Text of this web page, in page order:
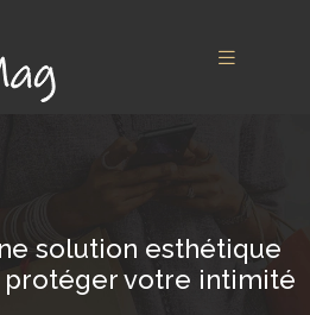
solution esthétique
votre intimité